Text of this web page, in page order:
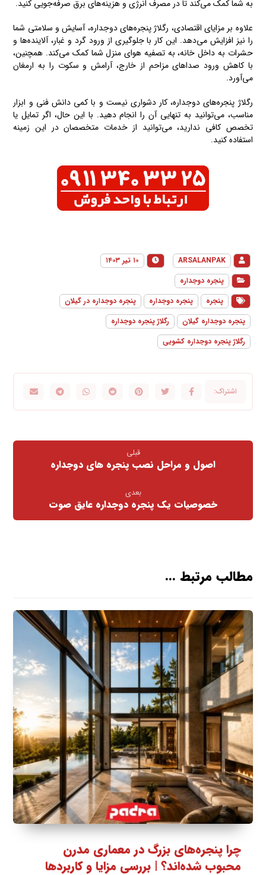
به شما کمک می‌کند تا در مصرف انرژی و هزینه‌های برق صرفه‌جویی کنید.
علاوه بر مزایای اقتصادی، رگلاژ پنجره‌های دوجداره، آسایش و سلامتی شما
را نیز افزایش می‌دهد. این کار با جلوگیری از ورود گرد و غبار، آلاینده‌ها و
حشرات به داخل خانه، به تصفیه هوای منزل شما کمک می‌کند. همچنین،
با کاهش ورود صداهای مزاحم از خارج، آرامش و سکوت را به ارمغان
می‌آورد.
رگلاژ پنجره‌های دوجداره، کار دشواری نیست و با کمی دانش فنی و ابزار
مناسب، می‌توانید به تنهایی آن را انجام دهید. با این حال، اگر تمایل یا
تخصص کافی ندارید، می‌توانید از خدمات متخصصان در این زمینه
استفاده کنید.
ARSALANPAK
۱۰ تیر ۱۴۰۳
پنجره دوجداره
پنجره
پنجره دوجداره
پنجره دوجداره در گیلان
پنجره دوجداره گیلان
رگلاژ پنجره دوجداره
رگلاژ پنجره دوجداره کشویی
قبلی
اصول و مراحل نصب پنجره های دوجداره
بعدی
خصوصیات یک پنجره دوجداره عایق صوت
مطالب مرتبط ...
چرا پنجره‌های بزرگ در معماری مدرن
محبوب شده‌اند؟ | بررسی مزایا و کاربردها